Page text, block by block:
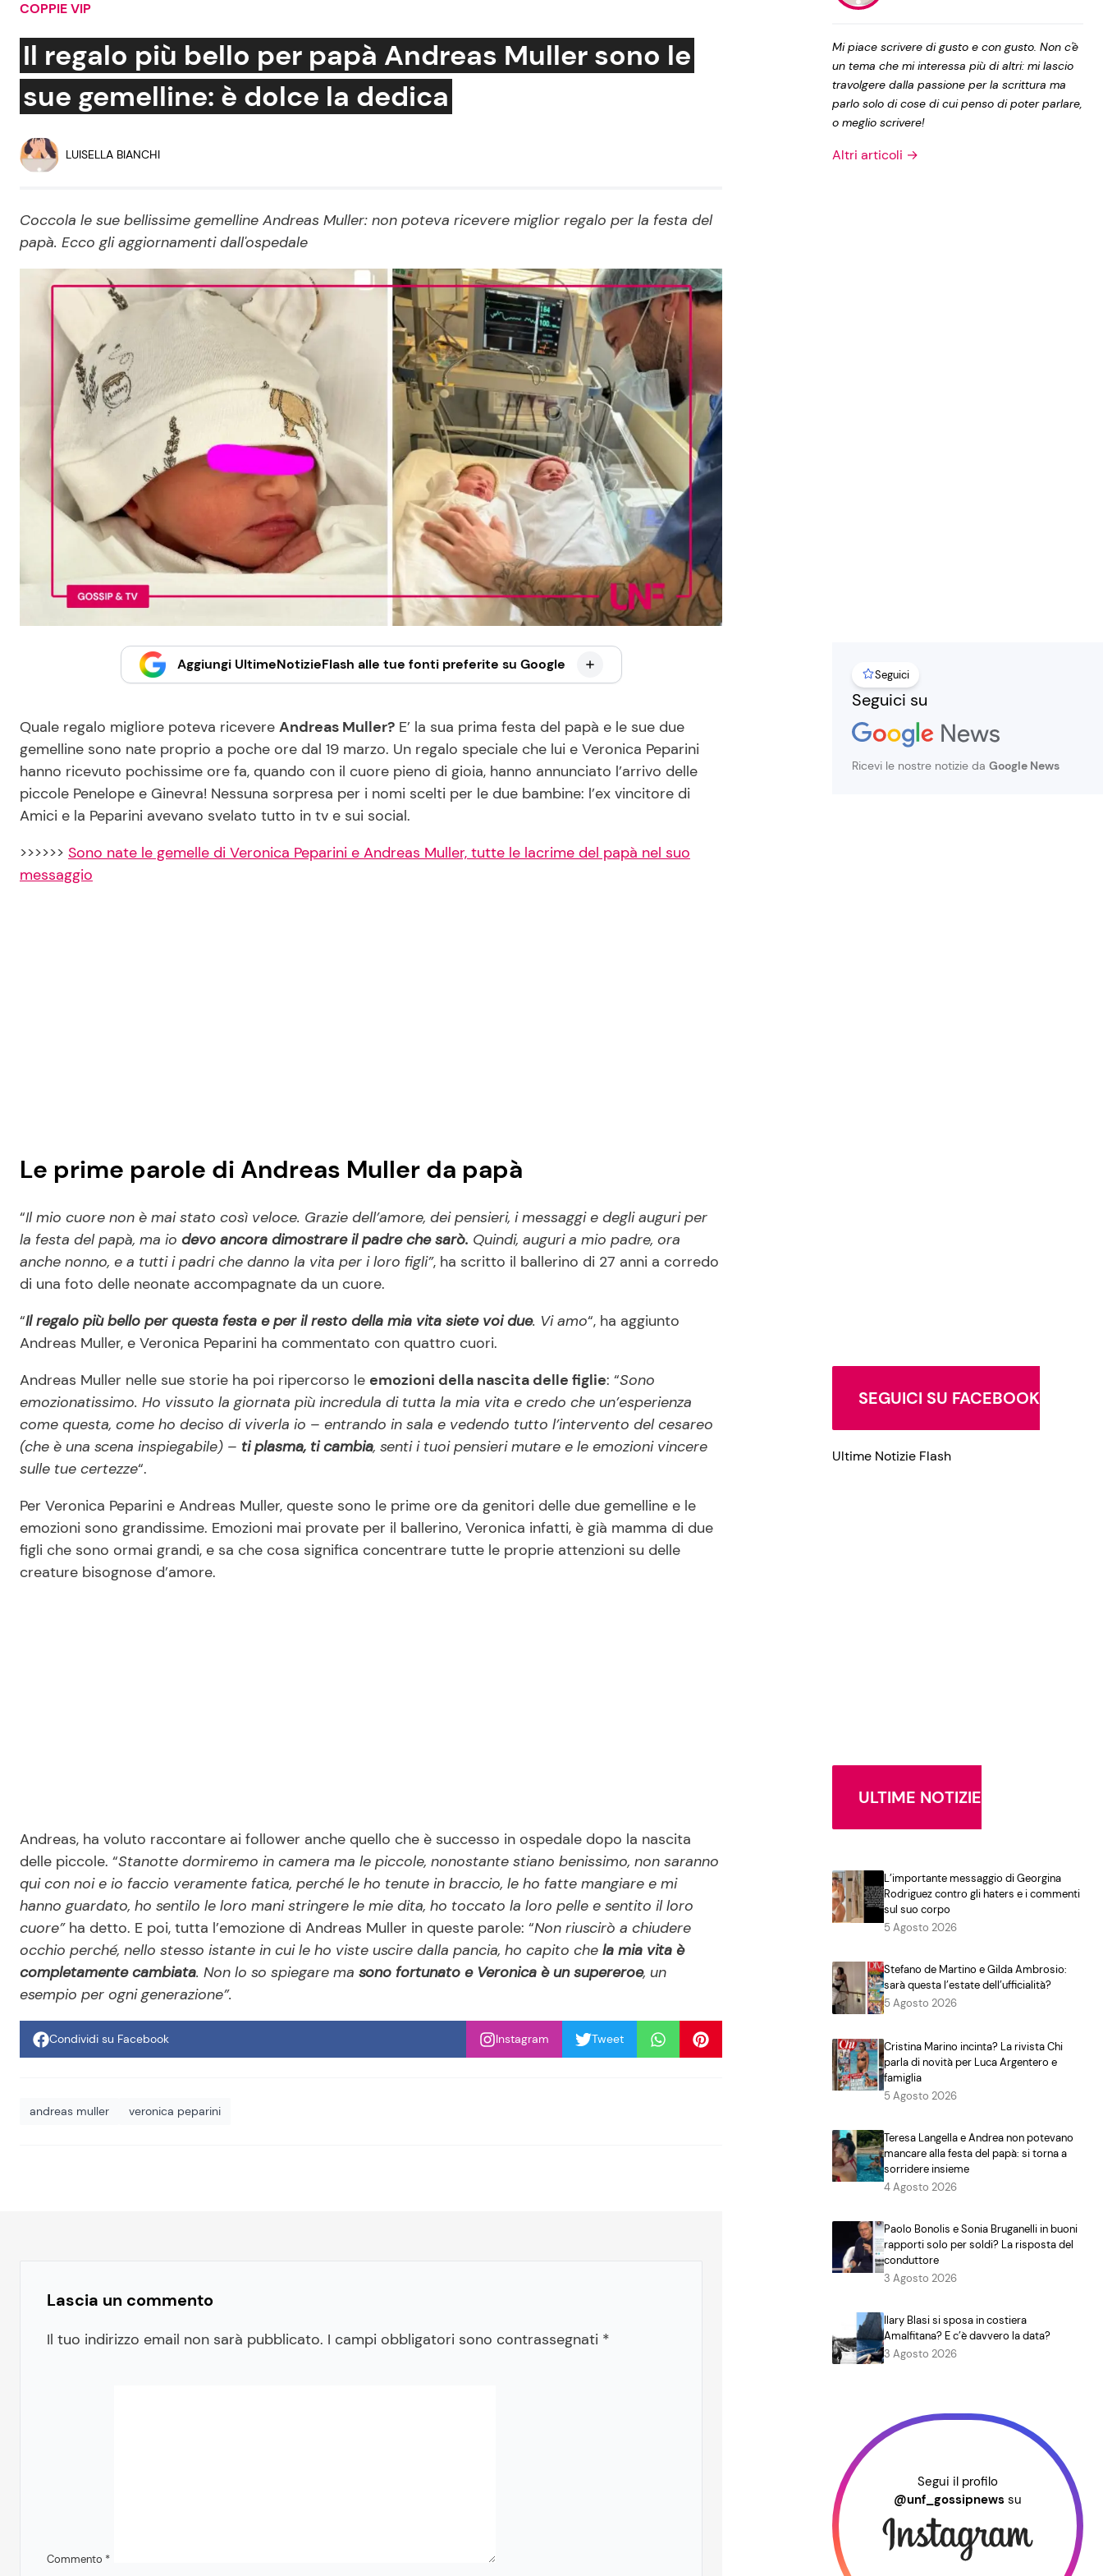
Social News
News dal mondo
Benessere
Mondo Mamma
News benessere
Salute
Viaggi e Turismo
Festività
Le Ricette in TV
Ricette Facili e Veloci
Ricette Feste
Ricette per Bambini
Privacy Policy
COPPIE VIP
Il regalo più bello per papà Andreas Muller sono le
sue gemelline: è dolce la dedica
LUISELLA BIANCHI
Coccola le sue bellissime gemelline Andreas Muller: non poteva ricevere miglior regalo per la festa del
papà. Ecco gli aggiornamenti dall'ospedale
Aggiungi UltimeNotizieFlash alle tue fonti preferite su Google
Quale regalo migliore poteva ricevere Andreas Muller? E’ la sua prima festa del papà e le sue due
gemelline sono nate proprio a poche ore dal 19 marzo. Un regalo speciale che lui e Veronica Peparini
hanno ricevuto pochissime ore fa, quando con il cuore pieno di gioia, hanno annunciato l’arrivo delle
piccole Penelope e Ginevra! Nessuna sorpresa per i nomi scelti per le due bambine: l’ex vincitore di
Amici e la Peparini avevano svelato tutto in tv e sui social.
>>>>>> Sono nate le gemelle di Veronica Peparini e Andreas Muller, tutte le lacrime del papà nel suo
messaggio
Le prime parole di Andreas Muller da papà
“Il mio cuore non è mai stato così veloce. Grazie dell’amore, dei pensieri, i messaggi e degli auguri per
la festa del papà, ma io devo ancora dimostrare il padre che sarò. Quindi, auguri a mio padre, ora
anche nonno, e a tutti i padri che danno la vita per i loro figli”, ha scritto il ballerino di 27 anni a corredo
di una foto delle neonate accompagnate da un cuore.
“Il regalo più bello per questa festa e per il resto della mia vita siete voi due. Vi amo“, ha aggiunto
Andreas Muller, e Veronica Peparini ha commentato con quattro cuori.
Andreas Muller nelle sue storie ha poi ripercorso le emozioni della nascita delle figlie: “Sono
emozionatissimo. Ho vissuto la giornata più incredula di tutta la mia vita e credo che un’esperienza
come questa, come ho deciso di viverla io – entrando in sala e vedendo tutto l’intervento del cesareo
(che è una scena inspiegabile) – ti plasma, ti cambia, senti i tuoi pensieri mutare e le emozioni vincere
sulle tue certezze“.
Per Veronica Peparini e Andreas Muller, queste sono le prime ore da genitori delle due gemelline e le
emozioni sono grandissime. Emozioni mai provate per il ballerino, Veronica infatti, è già mamma di due
figli che sono ormai grandi, e sa che cosa significa concentrare tutte le proprie attenzioni su delle
creature bisognose d’amore.
Andreas, ha voluto raccontare ai follower anche quello che è successo in ospedale dopo la nascita
delle piccole. “Stanotte dormiremo in camera ma le piccole, nonostante stiano benissimo, non saranno
qui con noi e io faccio veramente fatica, perché le ho tenute in braccio, le ho fatte mangiare e mi
hanno guardato, ho sentilo le loro mani stringere le mie dita, ho toccato la loro pelle e sentito il loro
cuore”ha detto. E poi, tutta l’emozione di Andreas Muller in queste parole: “Non riuscirò a chiudere
occhio perché, nello stesso istante in cui le ho viste uscire dalla pancia, ho capito che la mia vita è
completamente cambiata. Non lo so spiegare ma sono fortunato e Veronica è un supereroe, un
esempio per ogni generazione”.
Condividi su Facebook Instagram Tweet
andreas muller veronica peparini
Lascia un commento
Il tuo indirizzo email non sarà pubblicato. I campi obbligatori sono contrassegnati *
Commento *
Mi piace scrivere di gusto e con gusto. Non c'è
un tema che mi interessa più di altri: mi lascio
travolgere dalla passione per la scrittura ma
parlo solo di cose di cui penso di poter parlare,
o meglio scrivere!
Altri articoli →
Seguici
Seguici su
Ricevi le nostre notizie da Google News
SEGUICI SU FACEBOOK
Ultime Notizie Flash
ULTIME NOTIZIE
L’importante messaggio di Georgina
Rodriguez contro gli haters e i commenti
sul suo corpo
5 Agosto 2026
Stefano de Martino e Gilda Ambrosio:
sarà questa l’estate dell’ufficialità?
5 Agosto 2026
Cristina Marino incinta? La rivista Chi
parla di novità per Luca Argentero e
famiglia
5 Agosto 2026
Teresa Langella e Andrea non potevano
mancare alla festa del papà: si torna a
sorridere insieme
4 Agosto 2026
Paolo Bonolis e Sonia Bruganelli in buoni
rapporti solo per soldi? La risposta del
conduttore
3 Agosto 2026
Ilary Blasi si sposa in costiera
Amalfitana? E c’è davvero la data?
3 Agosto 2026
Segui il profilo
@unf_gossipnews su